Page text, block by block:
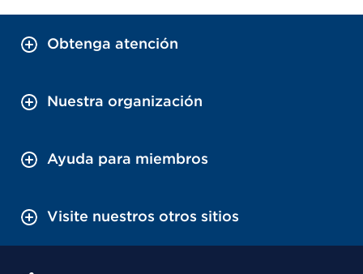
Obtenga atención
Nuestra organización
Ayuda para miembros
Visite nuestros otros sitios